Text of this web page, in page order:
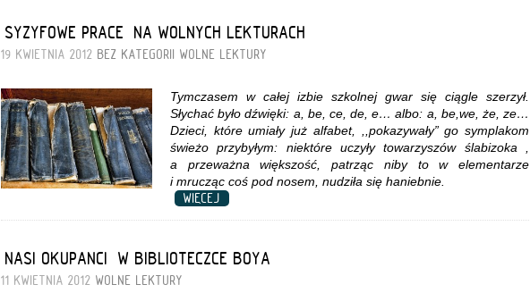
„SYZYFOWE PRACE” NA WOLNYCH LEKTURACH
19 KWIETNIA 2012 BEZ KATEGORII WOLNE LEKTURY
Tymczasem w całej izbie szkolnej gwar się ciągle szerzył.
Słychać było dźwięki: a, be, ce, de, e… albo: a, be,we, że, ze…
Dzieci, które umiały już alfabet, ,,pokazywały” go symplakom
świeżo przybyłym: niektóre uczyły towarzyszów ślabizoka ,
a przeważna większość, patrząc niby to w elementarze
i mrucząc coś pod nosem, nudziła się haniebnie.
WIĘCEJ
„NASI OKUPANCI” W BIBLIOTECZCE BOYA
11 KWIETNIA 2012 WOLNE LEKTURY